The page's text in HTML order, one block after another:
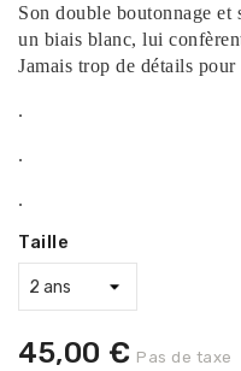
Son double boutonnage
un biais blanc, lui
Jamais trop de détails
.
.
.
Taille
45,00 € Pas de taxe